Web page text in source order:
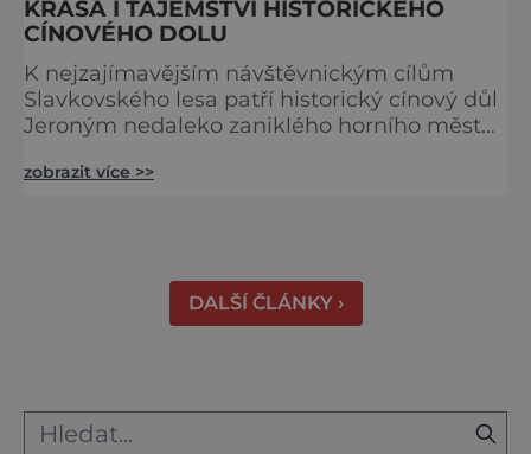
KRÁSA I TAJEMSTVÍ HISTORICKÉHO
CÍNOVÉHO DOLU
K nejzajímavějším návštěvnickým cílům
Slavkovského lesa patří historický cínový důl
Jeroným nedaleko zaniklého horního města
středověku. Národní kulturní památka je
práci tehdejších horníků. [gallery
ids="91631,91630,91632,91633,91634,91635,9
zobrazit více >>
DALŠÍ ČLÁNKY ›